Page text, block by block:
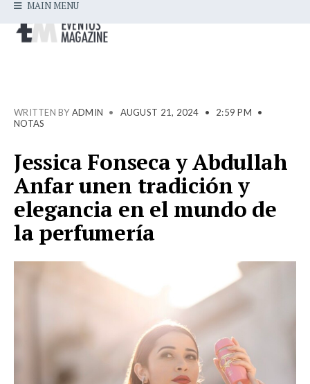
MAIN MENU
WRITTEN BY ADMIN • AUGUST 21, 2024 • 2:59 PM
•
NOTAS
Jessica Fonseca y Abdullah
Anfar unen tradición y
elegancia en el mundo de
la perfumería